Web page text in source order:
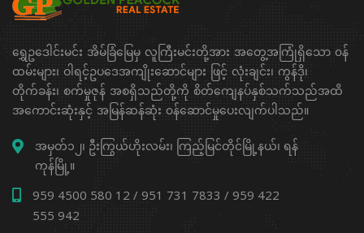
ရွှေဥဒေါင်းမင်း အိမ်ခြံမြေမှ လူကြီးမင်းတို့အား အတွေ့အကြုံရှိသော ၀န်
ထမ်းများ၊ ဝါရင့်ဥပဒေအကျိုးဆောင်များ ဖြင့် လုံးချင်း၊ ကွန်ဒို၊
တိုက်ခန်း၊ စက်မှုဇုန် အစရှိသည်တို့ကို စိတ်ကျေနပ်နှစ်သက်သည်အထိ
အကောင်းဆုံးနှင့် အမြန်ဆန်ဆုံး ၀န်ဆောင်မှုပေးလျက်ပါသည်။
အမှတ်၁၂၊ ဦးကြွယ်ဟိုးလမ်း၊ ကြည့်မြင်တိုင်မြို့နယ်၊ ရန်
ကုန်မြို့။
959 4500 580 12 / 951 731 7833 / 959 422
555 942